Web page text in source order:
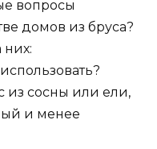
вопросы
домов из бруса?
них:
из сосны или ели,
и менее